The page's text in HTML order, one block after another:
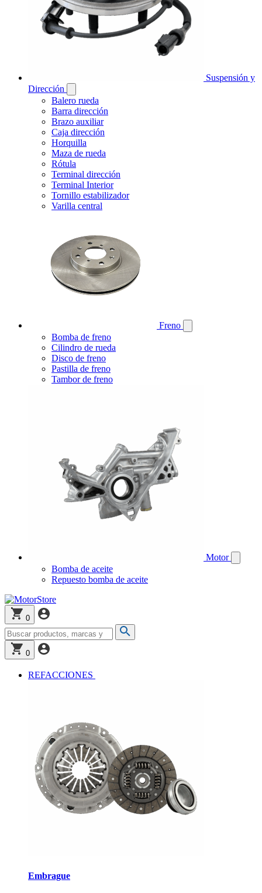
Suspensión y
Dirección
Balero rueda
Barra dirección
Brazo auxiliar
Caja dirección
Horquilla
Maza de rueda
Rótula
Terminal dirección
Terminal Interior
Tornillo estabilizador
Varilla central
Freno
Bomba de freno
Cilindro de rueda
Disco de freno
Pastilla de freno
Tambor de freno
Motor
Bomba de aceite
Repuesto bomba de aceite
0
0
REFACCIONES
Embrague